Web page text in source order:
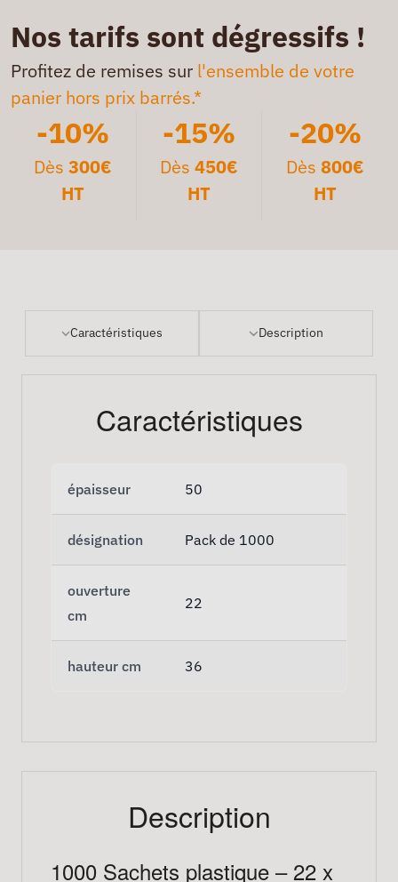
Nos tarifs sont dégressifs !
Profitez de remises sur l'ensemble de votre
panier hors prix barrés.*
-10%
Dès300€
HT
-15%
Dès 450€
HT
-20%
Dès 800€
HT
Caractéristiques Description
Caractéristiques
épaisseur 50
désignation Pack de 1000
ouverture
cm
22
hauteur cm 36
Description
1000 Sachets plastique – 22 x